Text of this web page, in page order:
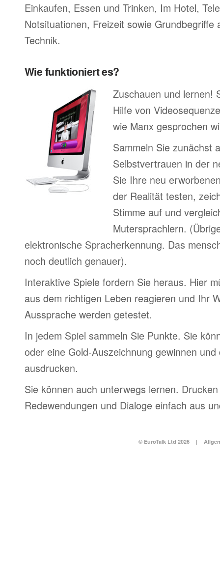
Einkaufen, Essen und Trinken, Im Hotel,
Notsituationen, Freizeit sowie
Technik.
Wie funktioniert es?
Zuschauen und lernen!
Hilfe von
wie Manx gesprochen
Sammeln Sie zunächst
Selbstvertrauen in der
Sie Ihre neu
der Realität testen,
Stimme auf und
Mutersprachlern.
elektronische Spracherkennung. Das
noch deutlich genauer).
Interaktive Spiele fordern Sie heraus. Hier
aus dem richtigen Leben reagieren und Ihr
Aussprache werden getestet.
In jedem Spiel sammeln Sie Punkte. Sie
oder eine Gold-Auszeichnung gewinnen
ausdrucken.
Sie können auch unterwegs lernen.
Redewendungen und Dialoge einfach aus
© EuroTalk Ltd 2026 |